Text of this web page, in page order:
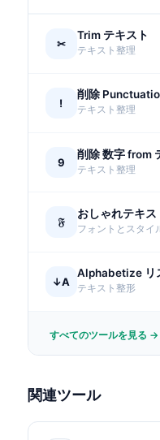
✂
Trim テキスト
テキスト整理
!
削除
テキスト整理
9
削除 数字 from
テキスト整理
𝔉
おしゃれテキ
フォントとスタイ
↓A
Alphabetize リ
テキスト整形
すべてのツールを見る →
関連ツール